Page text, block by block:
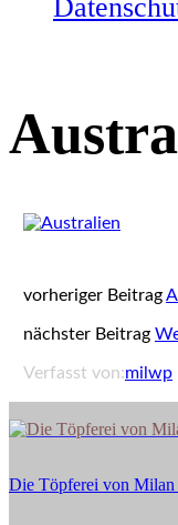
vorheriger Beitrag
nächster Beitrag
Verfasst von:milwp
Die
Milan
Die Töpferei von Milan